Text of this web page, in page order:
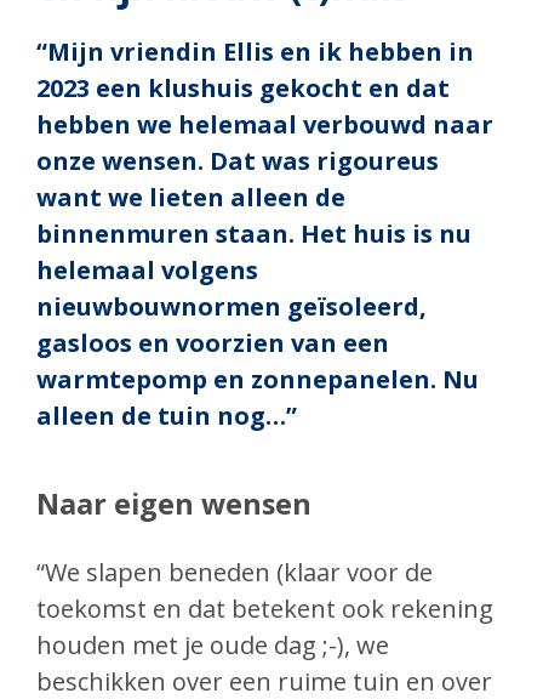
“Mijn vriendin Ellis en ik hebben in
2023 een klushuis gekocht en dat
hebben we helemaal verbouwd naar
onze wensen. Dat was rigoureus
want we lieten alleen de
binnenmuren staan. Het huis is nu
helemaal volgens
nieuwbouwnormen geïsoleerd,
gasloos en voorzien van een
warmtepomp en zonnepanelen. Nu
alleen de tuin nog…”
Naar eigen wensen
“We slapen beneden (klaar voor de
toekomst en dat betekent ook rekening
houden met je oude dag ;-), we
beschikken over een ruime tuin en over